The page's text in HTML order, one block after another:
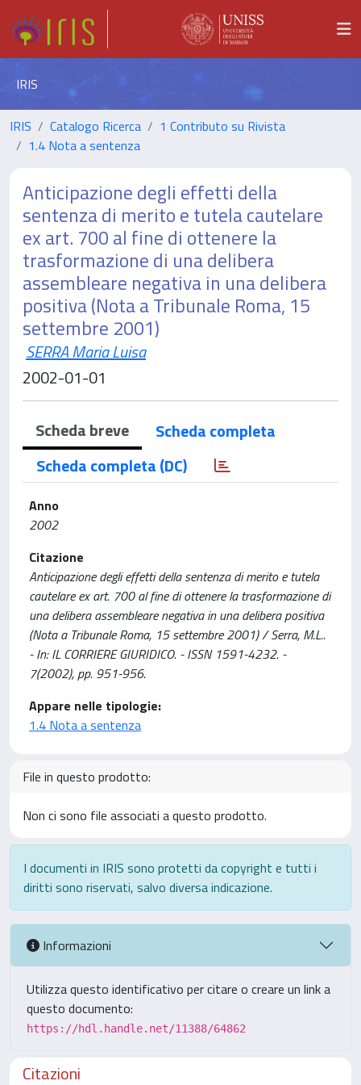
IRIS
IRIS Catalogo Ricerca
1 Contributo su Rivista
1.4 Nota a sentenza
Anticipazione degli effetti della
sentenza di merito e tutela cautelare
ex art. 700 al fine di ottenere la
trasformazione di una delibera
assembleare negativa in una delibera
positiva (Nota a Tribunale Roma, 15
settembre 2001)
SERRA Maria Luisa
2002-01-01
Scheda breve
Scheda completa
Scheda completa (DC)
Anno
2002
Citazione
Anticipazione degli effetti della sentenza di merito e tutela
cautelare ex art. 700 al fine di ottenere la trasformazione di
una delibera assembleare negativa in una delibera positiva
(Nota a Tribunale Roma, 15 settembre 2001) / Serra, M.L..
- In: IL CORRIERE GIURIDICO. - ISSN 1591-4232. -
7(2002), pp. 951-956.
Appare nelle tipologie:
1.4 Nota a sentenza
File in questo prodotto:
Non ci sono file associati a questo prodotto.
I documenti in IRIS sono protetti da copyright e tutti i
diritti sono riservati, salvo diversa indicazione.
Informazioni
Utilizza questo identificativo per citare o creare un link a
questo documento:
https://hdl.handle.net/11388/64862
Citazioni